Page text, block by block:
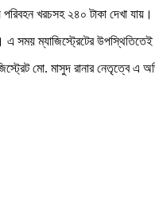
খরচসহ ২৪০ টাকা দেখা যায়।
এ সময় ম্যাজিস্ট্রেটের
মো. মাসুদ রানার নেতৃত্বে এ